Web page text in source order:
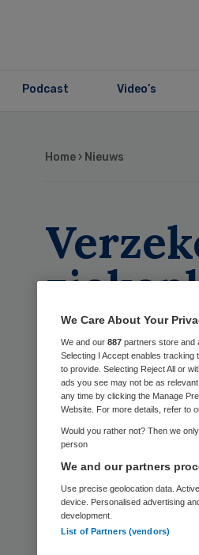
Podcast Video’s
Home › Nieuws
prijs
We Care About Your
We and our 887 partners store and
Selecting I Accept enables
to provide. Selecting Reject All or
ads you see may not be as
any time by clicking the Manage
Website. For more details, refer to
Would you rather not? Then we
person
We and our partners
Use precise geolocation data.
device. Personalised advertising
development.
List of Partners (vendors)